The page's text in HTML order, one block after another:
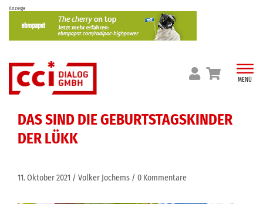
Skip
content
Anzeige
MENÜ
DAS SIND DIE GEBURTSTAGSKINDER
DER LÜKK
11. Oktober 2021 Volker Jochems 0 Kommentare